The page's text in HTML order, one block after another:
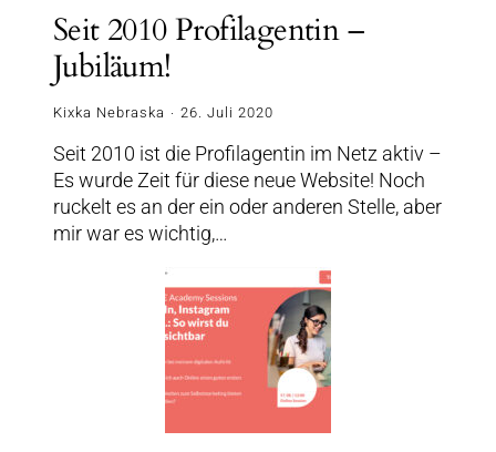
Seit 2010 Profilagentin –
Jubiläum!
Kixka Nebraska 26. Juli 2020
Seit 2010 ist die Profilagentin im Netz aktiv –
Es wurde Zeit für diese neue Website! Noch
ruckelt es an der ein oder anderen Stelle, aber
mir war es wichtig,…